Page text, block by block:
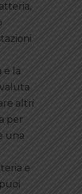
e la
altri
per
una
e